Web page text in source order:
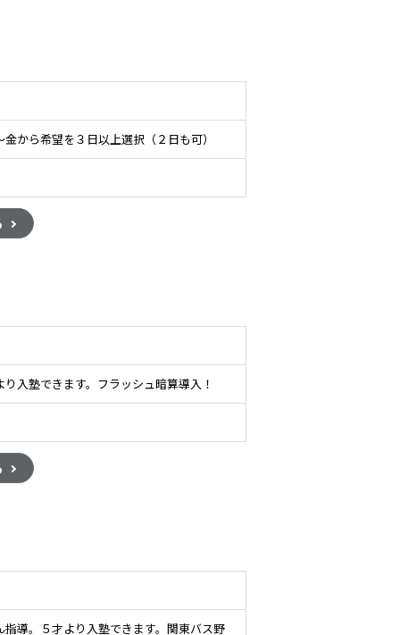
から希望を３日以上選択（２日も可）
入塾できます。フラッシュ暗算導入！
導。５才より入塾できます。関東バス野